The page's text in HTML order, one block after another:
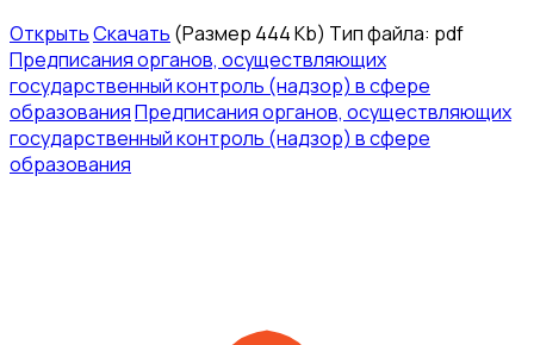
ОткрытьСкачать (Размер 444 Kb) Тип файла: pdf
Предписания органов, осуществляющих
государственный контроль (надзор) в сфере
образованияПредписания органов, осуществляющих
государственный контроль (надзор) в сфере
образования